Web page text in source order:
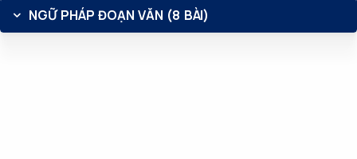
NGỮ PHÁP ĐOẠN VĂN (8 BÀI)